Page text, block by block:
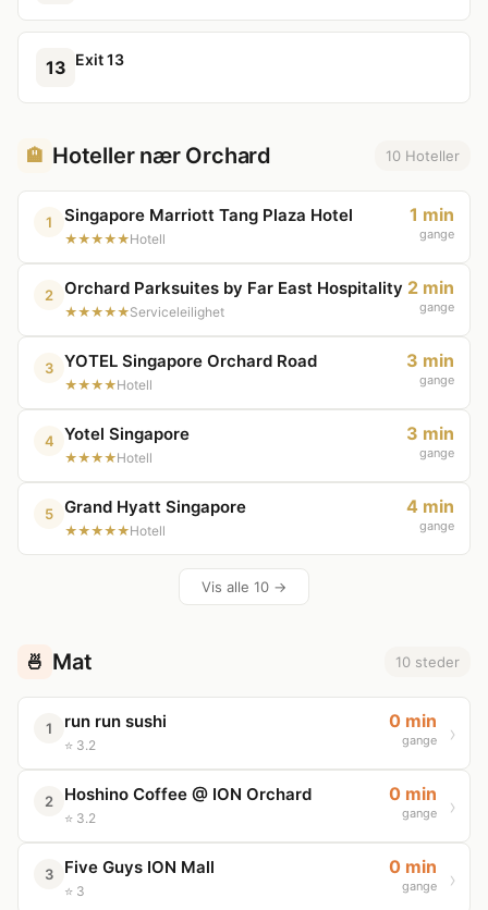
13 Exit 13
🏨 Hoteller nær Orchard 10 Hoteller
1 Singapore Marriott Tang Plaza Hotel
★★★★★Hotell
1 min
gange
2 Orchard Parksuites by Far East Hospitality
★★★★★Serviceleilighet
2 min
gange
3 YOTEL Singapore Orchard Road
★★★★Hotell
3 min
gange
4 Yotel Singapore
★★★★Hotell
3 min
gange
5 Grand Hyatt Singapore
★★★★★Hotell
4 min
gange
Vis alle 10 →
🍜 Mat 10 steder
1 run run sushi
⭐ 3.2
0 min
gange
2 Hoshino Coffee @ ION Orchard
⭐ 3.2
0 min
gange
3 Five Guys ION Mall
⭐ 3
0 min
gange